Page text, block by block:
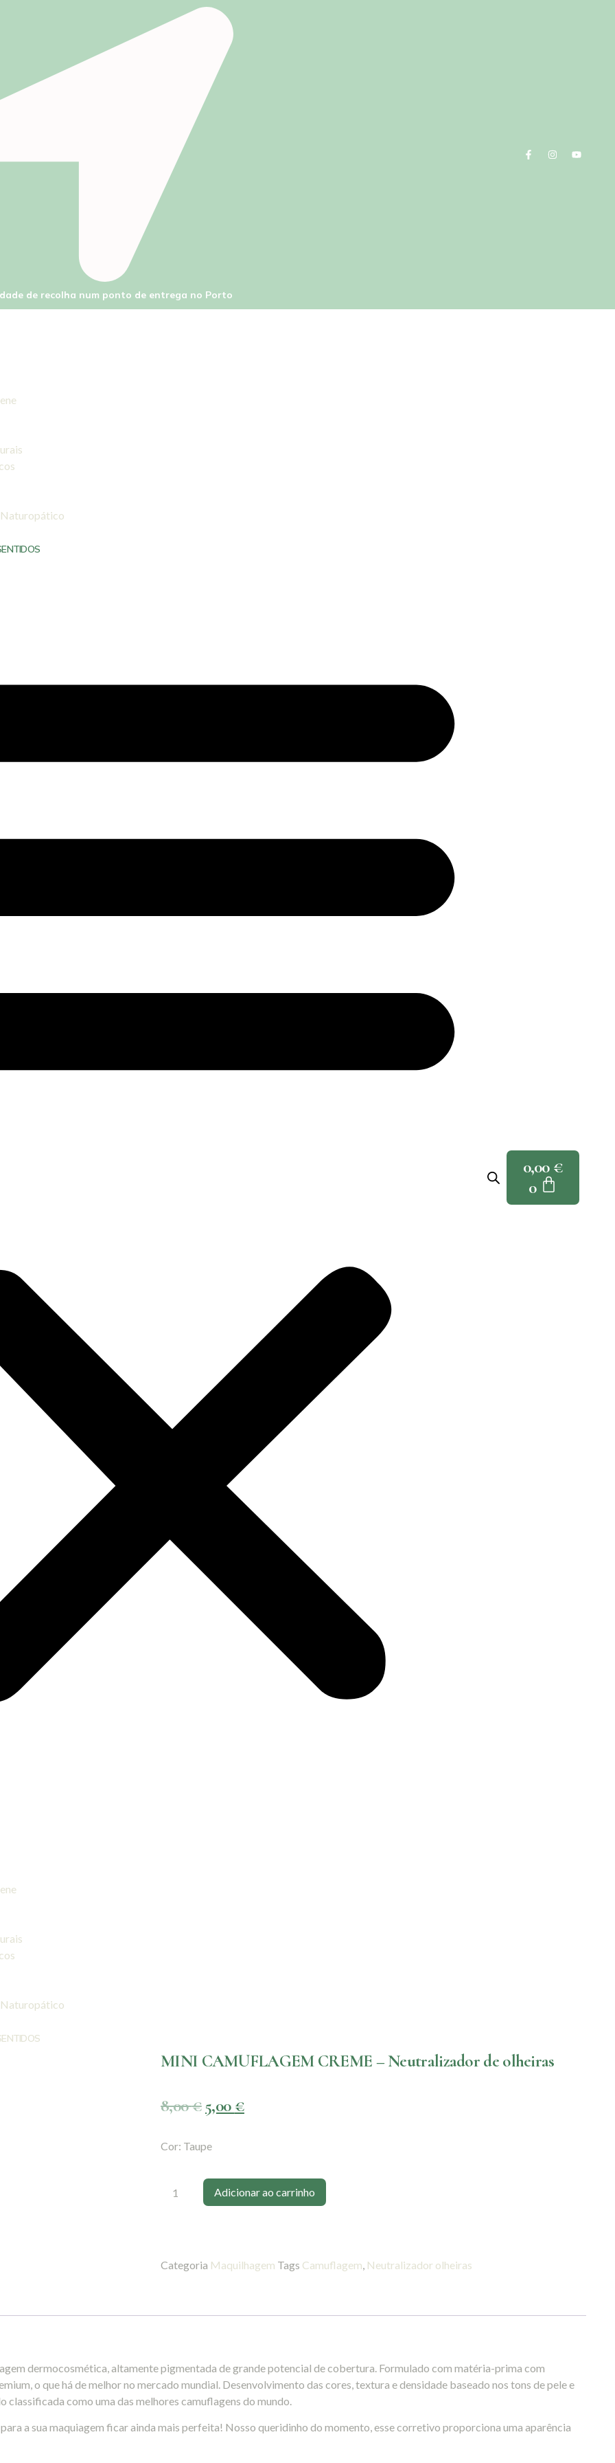
de recolha num ponto de entrega no Porto
0,00 €
0
MINI CAMUFLAGEM CREME – Neutralizador de olheiras
8,00€ 5,00 €
Cor: Taupe
Adicionar ao carrinho
Categoria Maquilhagem Tags Camuflagem Neutralizador olheiras
dermocosmética, altamente pigmentada de grande potencial de cobertura. Formulado com matéria-prima com
o que há de melhor no mercado mundial. Desenvolvimento das cores, textura e densidade baseado nos tons de pele e
como uma das melhores camuflagens do mundo.
a sua maquiagem ficar ainda mais perfeita! Nosso queridinho do momento, esse corretivo proporciona uma aparência